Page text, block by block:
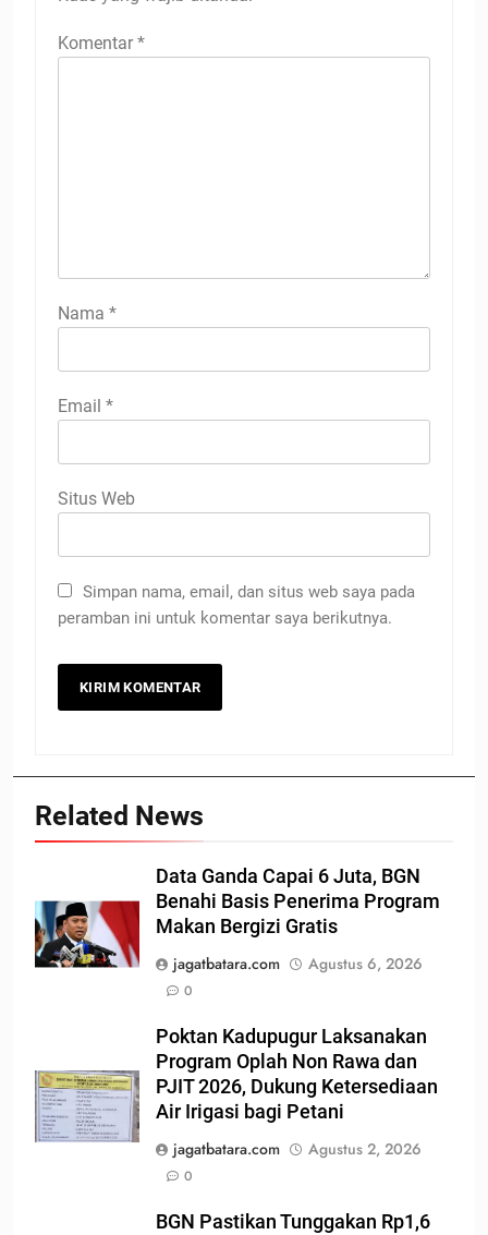
Komentar *
Nama *
Email *
Situs Web
Simpan nama, email, dan situs web saya pada
peramban ini untuk komentar saya berikutnya.
Related News
Data Ganda Capai 6 Juta, BGN
Benahi Basis Penerima Program
Makan Bergizi Gratis
jagatbatara.com
Agustus 6, 2026
0
Poktan Kadupugur Laksanakan
Program Oplah Non Rawa dan
PJIT 2026, Dukung Ketersediaan
Air Irigasi bagi Petani
jagatbatara.com
Agustus 2, 2026
0
BGN Pastikan Tunggakan Rp1,6